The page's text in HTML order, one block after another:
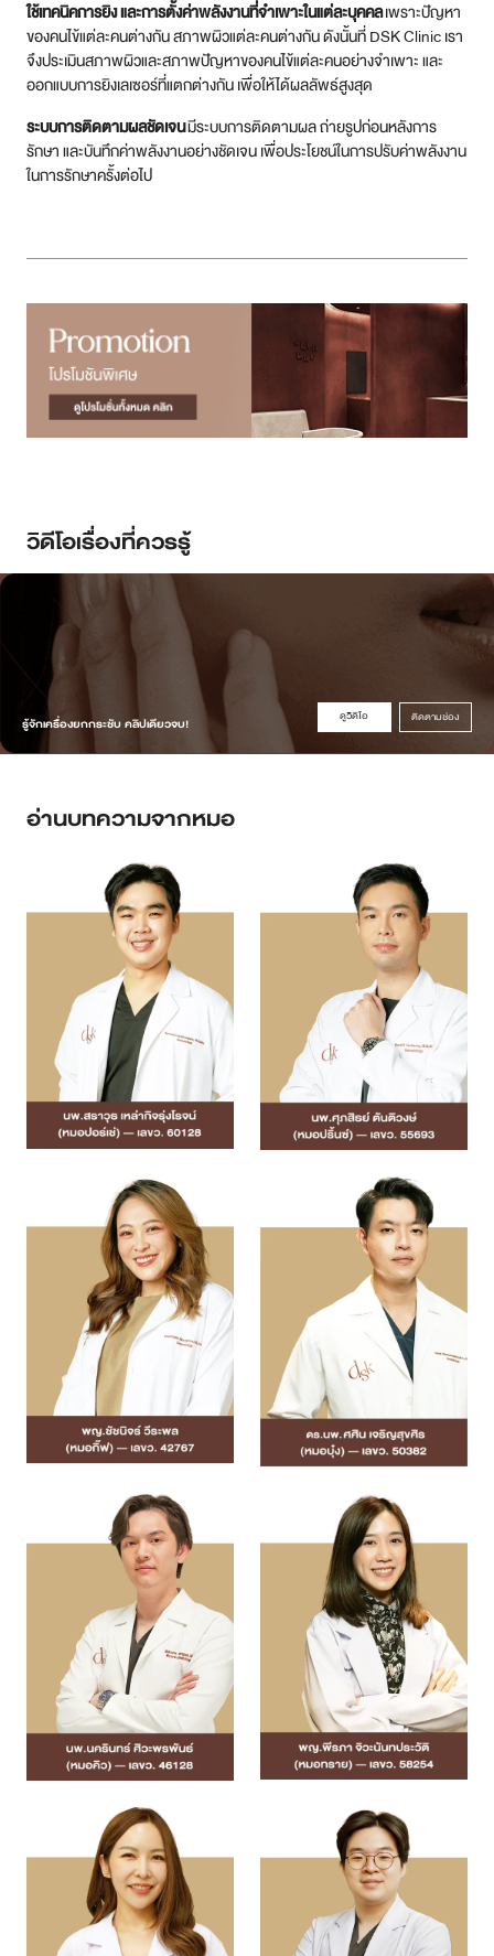
ใช้เทคนิคการยิง และการตั้งค่าพลังงานที่จำเพาะในแต่ละบุคคลเพราะปัญหา
ของคนไข้แต่ละคนต่างกัน สภาพผิวแต่ละคนต่างกัน ดังนั้นที่ DSK Clinic เรา
จึงประเมินสภาพผิวและสภาพปัญหาของคนไข้แต่ละคนอย่างจำเพาะ และ
ออกแบบการยิงเลเซอร์ที่แตกต่างกัน เพื่อให้ได้ผลลัพธ์สูงสุด
ระบบการติดตามผลชัดเจนมีระบบการติดตามผล ถ่ายรูปก่อนหลังการ
รักษา และบันทึกค่าพลังงานอย่างชัดเจน เพื่อประโยชน์ในการปรับค่าพลังงาน
ในการรักษาครั้งต่อไป
วิดีโอเรื่องที่ควรรู้
รู้จักเครื่องยกกระชับ คลิปเดียวจบ! ดูวิดิโอ ติดตามช่อง
อ่านบทความจากหมอ